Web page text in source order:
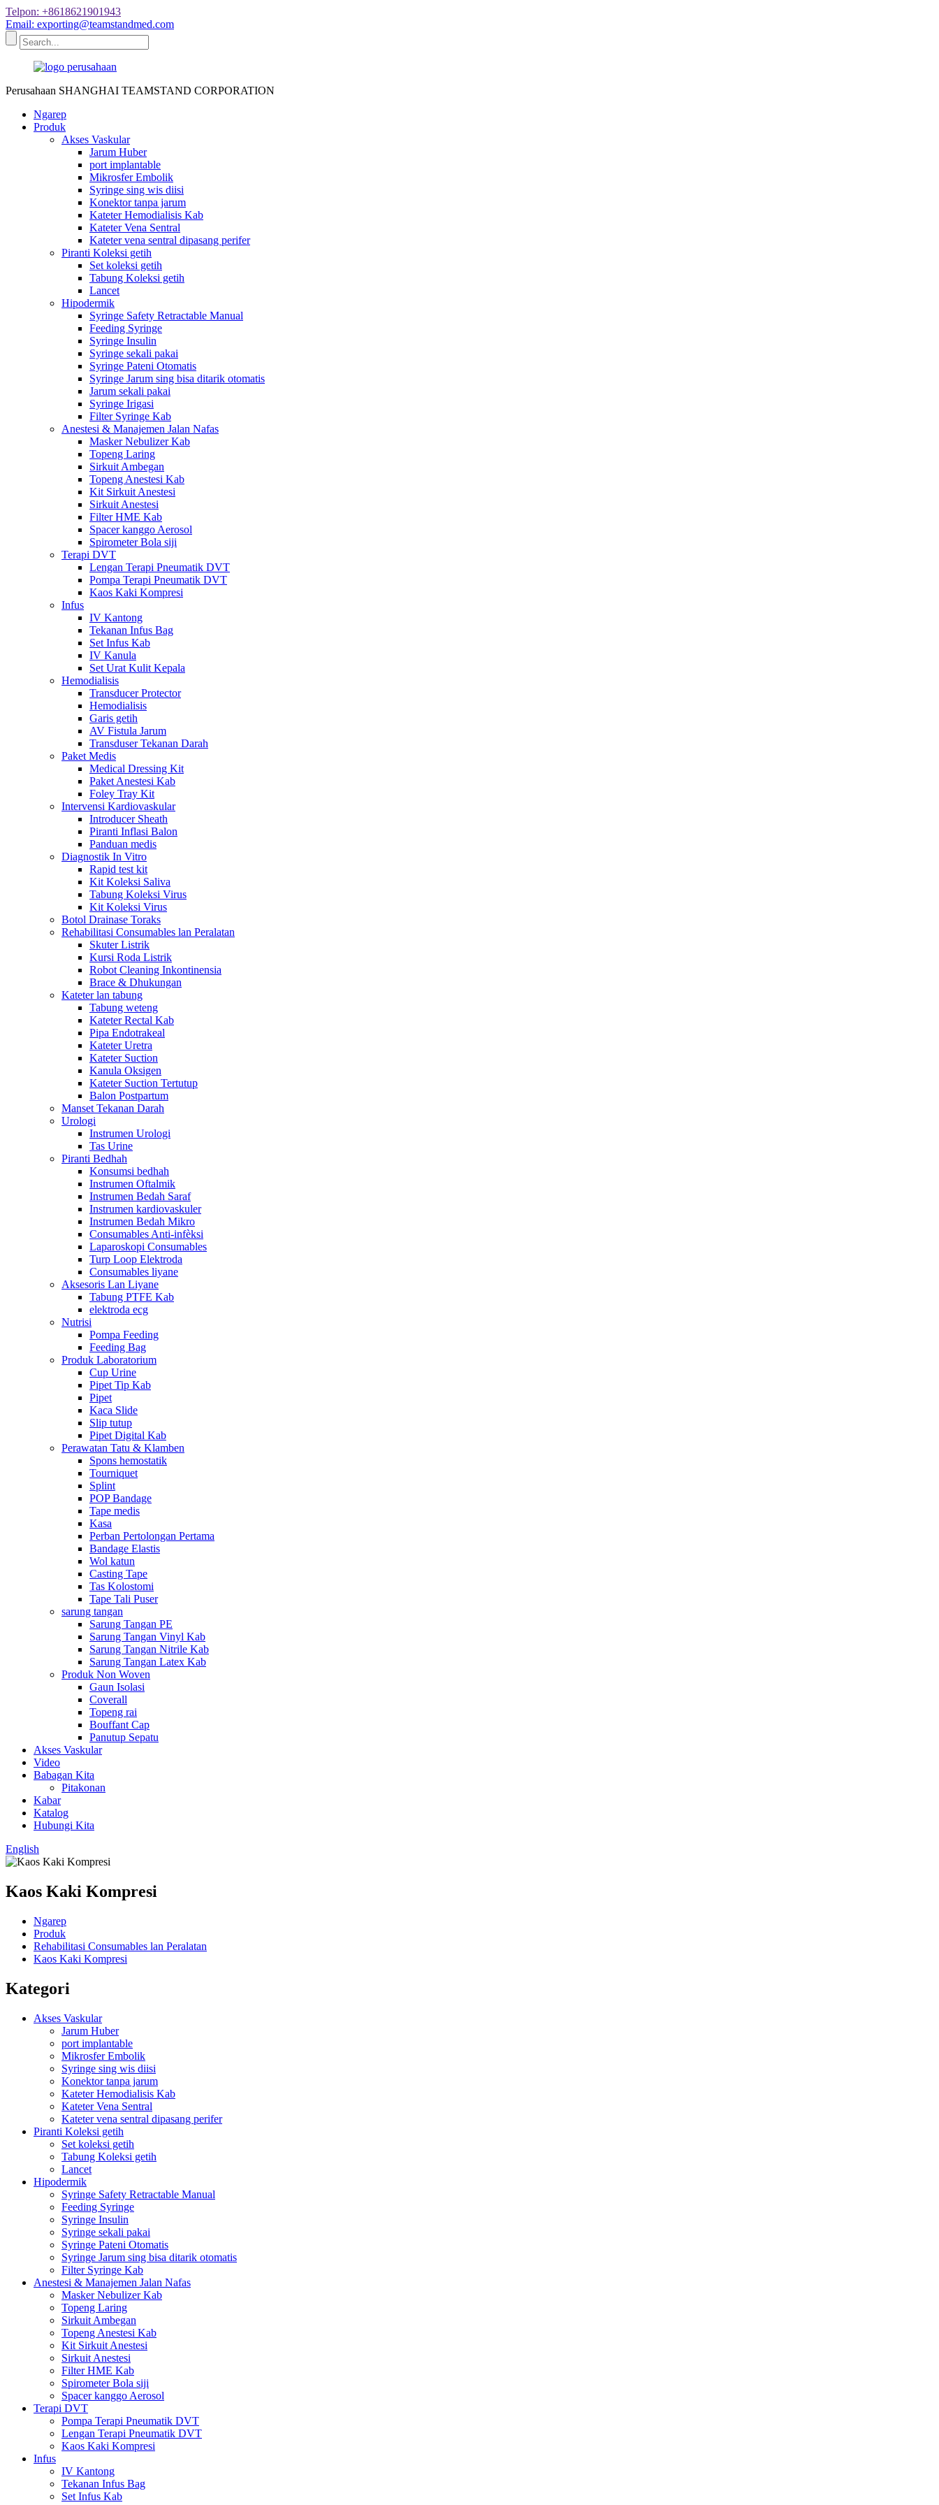
Telpon: +8618621901943
Email: exporting@teamstandmed.com
Perusahaan SHANGHAI TEAMSTAND CORPORATION
Ngarep
Produk
Akses Vaskular
Jarum Huber
port implantable
Mikrosfer Embolik
Syringe sing wis diisi
Konektor tanpa jarum
Kateter Hemodialisis Kab
Kateter Vena Sentral
Kateter vena sentral dipasang perifer
Piranti Koleksi getih
Set koleksi getih
Tabung Koleksi getih
Lancet
Hipodermik
Syringe Safety Retractable Manual
Feeding Syringe
Syringe Insulin
Syringe sekali pakai
Syringe Pateni Otomatis
Syringe Jarum sing bisa ditarik otomatis
Jarum sekali pakai
Syringe Irigasi
Filter Syringe Kab
Anestesi & Manajemen Jalan Nafas
Masker Nebulizer Kab
Topeng Laring
Sirkuit Ambegan
Topeng Anestesi Kab
Kit Sirkuit Anestesi
Sirkuit Anestesi
Filter HME Kab
Spacer kanggo Aerosol
Spirometer Bola siji
Terapi DVT
Lengan Terapi Pneumatik DVT
Pompa Terapi Pneumatik DVT
Kaos Kaki Kompresi
Infus
IV Kantong
Tekanan Infus Bag
Set Infus Kab
IV Kanula
Set Urat Kulit Kepala
Hemodialisis
Transducer Protector
Hemodialisis
Garis getih
AV Fistula Jarum
Transduser Tekanan Darah
Paket Medis
Medical Dressing Kit
Paket Anestesi Kab
Foley Tray Kit
Intervensi Kardiovaskular
Introducer Sheath
Piranti Inflasi Balon
Panduan medis
Diagnostik In Vitro
Rapid test kit
Kit Koleksi Saliva
Tabung Koleksi Virus
Kit Koleksi Virus
Botol Drainase Toraks
Rehabilitasi Consumables lan Peralatan
Skuter Listrik
Kursi Roda Listrik
Robot Cleaning Inkontinensia
Brace & Dhukungan
Kateter lan tabung
Tabung weteng
Kateter Rectal Kab
Pipa Endotrakeal
Kateter Uretra
Kateter Suction
Kanula Oksigen
Kateter Suction Tertutup
Balon Postpartum
Manset Tekanan Darah
Urologi
Instrumen Urologi
Tas Urine
Piranti Bedhah
Konsumsi bedhah
Instrumen Oftalmik
Instrumen Bedah Saraf
Instrumen kardiovaskuler
Instrumen Bedah Mikro
Consumables Anti-infèksi
Laparoskopi Consumables
Turp Loop Elektroda
Consumables liyane
Aksesoris Lan Liyane
Tabung PTFE Kab
elektroda ecg
Nutrisi
Pompa Feeding
Feeding Bag
Produk Laboratorium
Cup Urine
Pipet Tip Kab
Pipet
Kaca Slide
Slip tutup
Pipet Digital Kab
Perawatan Tatu & Klamben
Spons hemostatik
Tourniquet
Splint
POP Bandage
Tape medis
Kasa
Perban Pertolongan Pertama
Bandage Elastis
Wol katun
Casting Tape
Tas Kolostomi
Tape Tali Puser
sarung tangan
Sarung Tangan PE
Sarung Tangan Vinyl Kab
Sarung Tangan Nitrile Kab
Sarung Tangan Latex Kab
Produk Non Woven
Gaun Isolasi
Coverall
Topeng rai
Bouffant Cap
Panutup Sepatu
Akses Vaskular
Video
Babagan Kita
Pitakonan
Kabar
Katalog
Hubungi Kita
English
Kaos Kaki Kompresi
Ngarep
Produk
Rehabilitasi Consumables lan Peralatan
Kaos Kaki Kompresi
Kategori
Akses Vaskular
Jarum Huber
port implantable
Mikrosfer Embolik
Syringe sing wis diisi
Konektor tanpa jarum
Kateter Hemodialisis Kab
Kateter Vena Sentral
Kateter vena sentral dipasang perifer
Piranti Koleksi getih
Set koleksi getih
Tabung Koleksi getih
Lancet
Hipodermik
Syringe Safety Retractable Manual
Feeding Syringe
Syringe Insulin
Syringe sekali pakai
Syringe Pateni Otomatis
Syringe Jarum sing bisa ditarik otomatis
Filter Syringe Kab
Anestesi & Manajemen Jalan Nafas
Masker Nebulizer Kab
Topeng Laring
Sirkuit Ambegan
Topeng Anestesi Kab
Kit Sirkuit Anestesi
Sirkuit Anestesi
Filter HME Kab
Spirometer Bola siji
Spacer kanggo Aerosol
Terapi DVT
Pompa Terapi Pneumatik DVT
Lengan Terapi Pneumatik DVT
Kaos Kaki Kompresi
Infus
IV Kantong
Tekanan Infus Bag
Set Infus Kab